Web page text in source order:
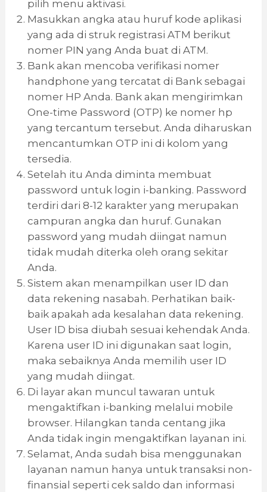
pilih menu aktivasi.
Masukkan angka atau huruf kode aplikasi
yang ada di struk registrasi ATM berikut
nomer PIN yang Anda buat di ATM.
Bank akan mencoba verifikasi nomer
handphone yang tercatat di Bank sebagai
nomer HP Anda. Bank akan mengirimkan
One-time Password (OTP) ke nomer hp
yang tercantum tersebut. Anda diharuskan
mencantumkan OTP ini di kolom yang
tersedia.
Setelah itu Anda diminta membuat
password untuk login i-banking. Password
terdiri dari 8-12 karakter yang merupakan
campuran angka dan huruf. Gunakan
password yang mudah diingat namun
tidak mudah diterka oleh orang sekitar
Anda.
Sistem akan menampilkan user ID dan
data rekening nasabah. Perhatikan baik-
baik apakah ada kesalahan data rekening.
User ID bisa diubah sesuai kehendak Anda.
Karena user ID ini digunakan saat login,
maka sebaiknya Anda memilih user ID
yang mudah diingat.
Di layar akan muncul tawaran untuk
mengaktifkan i-banking melalui mobile
browser. Hilangkan tanda centang jika
Anda tidak ingin mengaktifkan layanan ini.
Selamat, Anda sudah bisa menggunakan
layanan namun hanya untuk transaksi non-
finansial seperti cek saldo dan informasi